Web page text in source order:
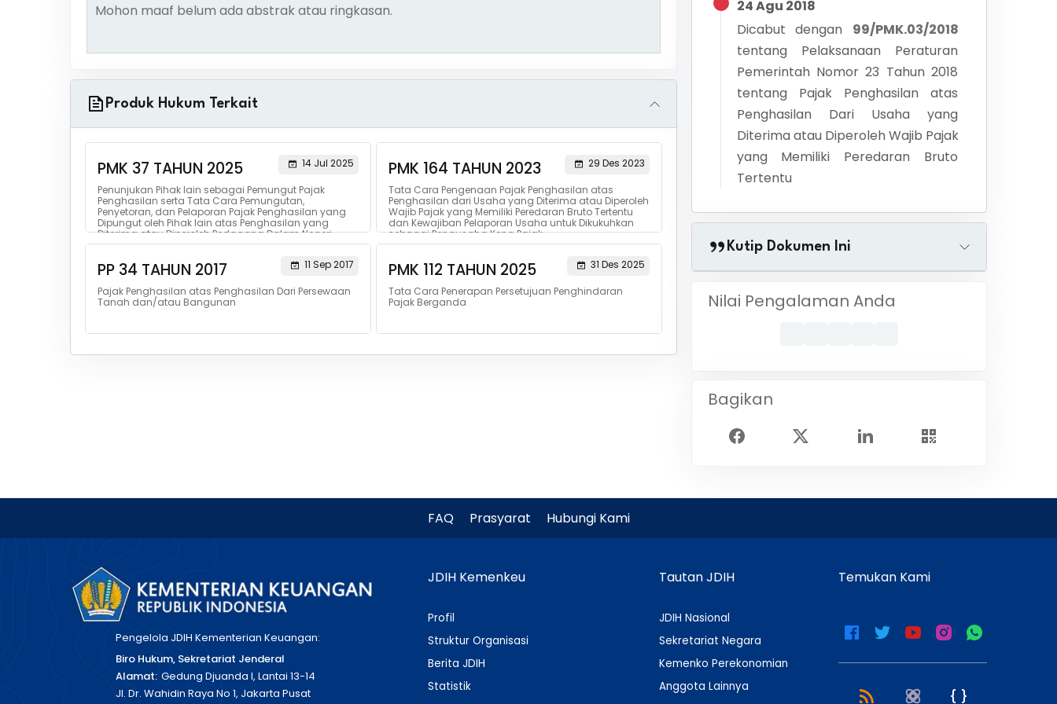
Mohon maaf belum ada abstrak atau ringkasan.
Produk Hukum Terkait
PMK 37 TAHUN 2025
14 Jul 2025
Penunjukan Pihak lain sebagai Pemungut Pajak
Penghasilan serta Tata Cara Pemungutan,
Penyetoran, dan Pelaporan Pajak Penghasilan yang
Dipungut oleh Pihak lain atas Penghasilan yang
Diterima atau Diperoleh Pedagang Dalam Negeri
den...
PMK 164 TAHUN 2023
29 Des 2023
Tata Cara Pengenaan Pajak Penghasilan atas
Penghasilan dari Usaha yang Diterima atau Diperoleh
Wajib Pajak yang Memiliki Peredaran Bruto Tertentu
dan Kewajiban Pelaporan Usaha untuk Dikukuhkan
sebagai Pengusaha Kena Pajak
PP 34 TAHUN 2017
11 Sep 2017
Pajak Penghasilan atas Penghasilan Dari Persewaan
Tanah dan/atau Bangunan
PMK 112 TAHUN 2025
31 Des 2025
Tata Cara Penerapan Persetujuan Penghindaran
Pajak Berganda
24 Agu 2018
Dicabut dengan
99/PMK.03/2018
tentang Pelaksanaan Peraturan
Pemerintah Nomor 23 Tahun 2018
tentang Pajak Penghasilan atas
Penghasilan Dari Usaha yang
Diterima atau Diperoleh Wajib Pajak
yang Memiliki Peredaran Bruto
Tertentu
Kutip Dokumen Ini
Nilai Pengalaman Anda
Bagikan
FAQ Prasyarat Hubungi Kami
Pengelola JDIH Kementerian Keuangan:
Biro Hukum, Sekretariat Jenderal
Alamat: Gedung Djuanda I, Lantai 13-14
Jl. Dr. Wahidin Raya No 1, Jakarta Pusat
JDIH Kemenkeu
Profil
Struktur Organisasi
Berita JDIH
Statistik
Tautan JDIH
JDIH Nasional
Sekretariat Negara
Kemenko Perekonomian
Anggota Lainnya
Temukan Kami